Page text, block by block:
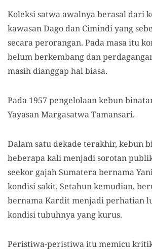
Koleksi satwa awalnya berasal dari
kawasan Dago dan Cimindi yang
secara perorangan. Pada masa itu
belum berkembang dan
masih dianggap hal biasa.
Pada 1957 pengelolaan kebun
Yayasan Margasatwa Tamansari.
Dalam satu dekade terakhir, kebun
beberapa kali menjadi sorotan
seekor gajah Sumatera bernama
kondisi sakit. Setahun kemudian,
bernama Kardit menjadi perhatian
kondisi tubuhnya yang kurus.
Peristiwa-peristiwa itu memicu